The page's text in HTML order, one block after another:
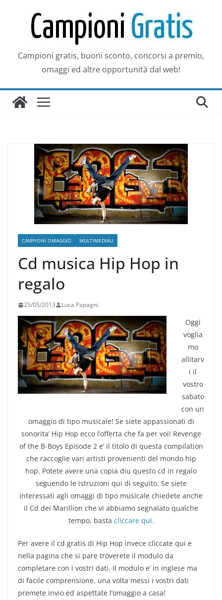
contenuto
Campioni gratis, buoni sconto, concorsi a premio,
omaggi ed altre opportunità dal web!
CAMPIONI OMAGGIO MULTIMEDIALI
Cd musica Hip Hop in
regalo
25/05/2013 Luca Papagni
Oggi
voglia
mo
allitarv
i il
vostro
sabato
con un
omaggio di tipo musicale! Se siete appassionati di
sonorita’ Hip Hop ecco l’offerta che fa per voi! Revenge
of the B-Boys Episode 2 e’ il titolo di questa compilation
che raccoglie vari artisti provenienti del mondo hip
hop. Potete avere una copia diu questo cd in regalo
seguendo le istruzioni qui di seguito. Se siete
interessati agli omaggi di tipo musicale chiedete anche
il Cd dei Marillion che vi abbiamo segnalato qualche
tempo, basta cliccare qui.
Per avere il cd gratis di Hip Hop invece cliccate qui e
nella pagina che si pare troverete il modulo da
completare con i vostri dati. Il modulo e’ in inglese ma
di facile comprensione, una volta messi i vostri dati
premete invio ed aspettate l’omaggio a casa!